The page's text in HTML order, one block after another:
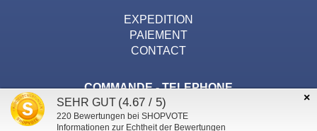
EXPEDITION
PAIEMENT
CONTACT
COMMANDE - TELEPHONE
(+49) 02 452 - 159 57 18
Lundi - Vendredi 9:00 heures - 17:00 heures
×
SEHR GUT (4.67 / 5)
220 Bewertungen bei SHOPVOTE
Informationen zur Echtheit der Bewertungen